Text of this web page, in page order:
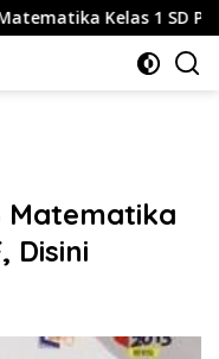
1 SD Penerbit
Matematika
Disini